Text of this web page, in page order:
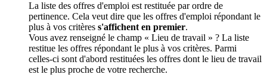
La liste des offres d'emploi est restituée par ordre de
pertinence. Cela veut dire que les offres d'emploi répondant le
plus à vos critères s'affichent en premier.
Vous avez renseigné le champ « Lieu de travail » ? La liste
restitue les offres répondant le plus à vos critères. Parmi
celles-ci sont d'abord restituées les offres dont le lieu de travail
est le plus proche de votre recherche.